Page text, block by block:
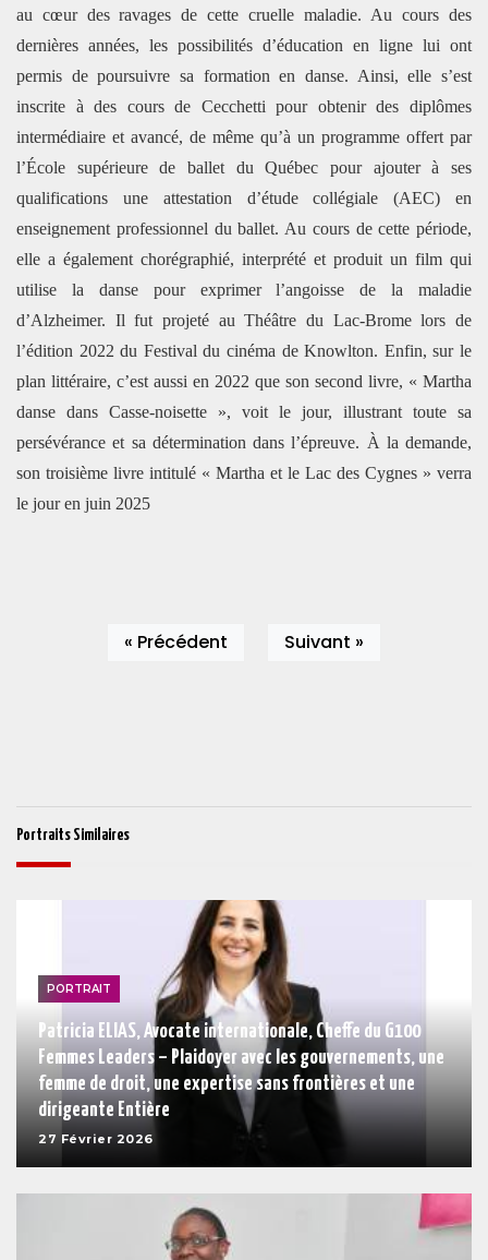
au cœur des ravages de cette cruelle maladie. Au cours des
dernières années, les possibilités d’éducation en ligne lui ont
permis de poursuivre sa formation en danse. Ainsi, elle s’est
inscrite à des cours de Cecchetti pour obtenir des diplômes
intermédiaire et avancé, de même qu’à un programme offert par
l’École supérieure de ballet du Québec pour ajouter à ses
qualifications une attestation d’étude collégiale (AEC) en
enseignement professionnel du ballet. Au cours de cette période,
elle a également chorégraphié, interprété et produit un film qui
utilise la danse pour exprimer l’angoisse de la maladie
d’Alzheimer. Il fut projeté au Théâtre du Lac-Brome lors de
l’édition 2022 du Festival du cinéma de Knowlton. Enfin, sur le
plan littéraire, c’est aussi en 2022 que son second livre, « Martha
danse dans Casse-noisette », voit le jour, illustrant toute sa
persévérance et sa détermination dans l’épreuve. À la demande,
son troisième livre intitulé « Martha et le Lac des Cygnes » verra
le jour en juin 2025
« Précédent Suivant »
Portraits Similaires
PORTRAIT
Patricia ELIAS, Avocate internationale, Cheffe du G100
Femmes Leaders – Plaidoyer avec les gouvernements, une
femme de droit, une expertise sans frontières et une
dirigeante Entière
27 Février 2026